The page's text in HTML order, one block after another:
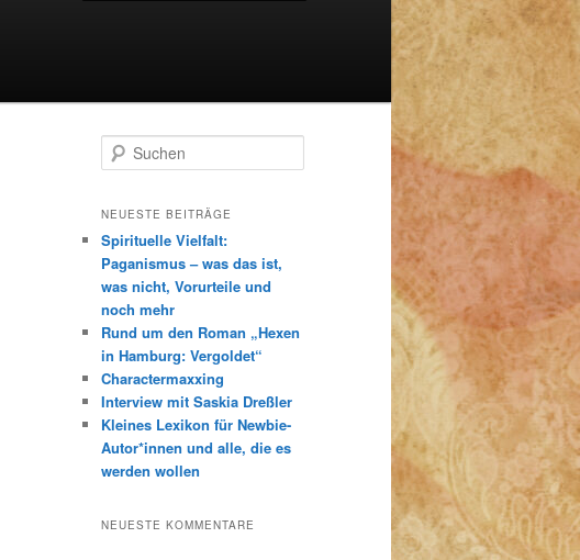
u
h
n
NEUESTE BEITRÄGE
Spirituelle Vielfalt:
Paganismus – was das ist,
was nicht, Vorurteile und
noch mehr
Rund um den Roman „Hexen
in Hamburg: Vergoldet“
Charactermaxxing
Interview mit Saskia Dreßler
Kleines Lexikon für Newbie-
Autor*innen und alle, die es
werden wollen
NEUESTE KOMMENTARE